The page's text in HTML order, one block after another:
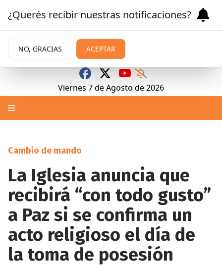
Viernes 7deAgosto de 2026
Cambio de mando
La Iglesia anuncia que
recibirá “con todo gusto”
a Paz si se confirma un
acto religioso el día de
la toma de posesión
¿Querés recibir nuestras notificaciones?
NO, GRACIAS ACEPTAR